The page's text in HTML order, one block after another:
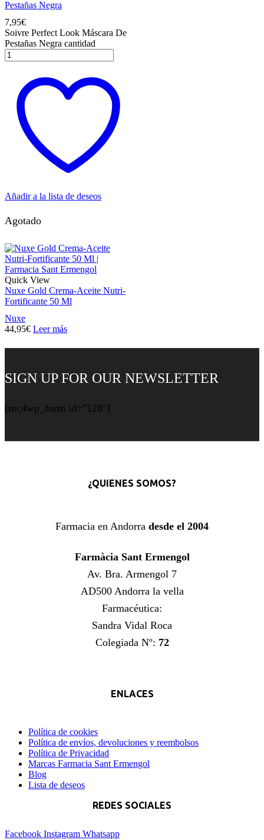
Pestañas Negra
7,95€
Soivre Perfect Look Máscara De
Pestañas Negra cantidad
Añadir a la lista de deseos
Agotado
Quick View
Nuxe Gold Crema-Aceite Nutri-
Fortificante 50 Ml
Nuxe
44,95€ Leer más
SIGN UP FOR OUR NEWSLETTER
[mc4wp_form id="128"]
¿QUIENES SOMOS?
Farmacia en Andorra desde el 2004
Farmàcia Sant Ermengol
Av. Bra. Armengol 7
AD500 Andorra la vella
Farmacéutica:
Sandra Vidal Roca
Colegiada Nº: 72
ENLACES
Política de cookies
Política de envíos, devoluciones y reembolsos
Política de Privacidad
Marcas Farmacia Sant Ermengol
Blog
Lista de deseos
REDES SOCIALES
Facebook Instagram Whatsapp